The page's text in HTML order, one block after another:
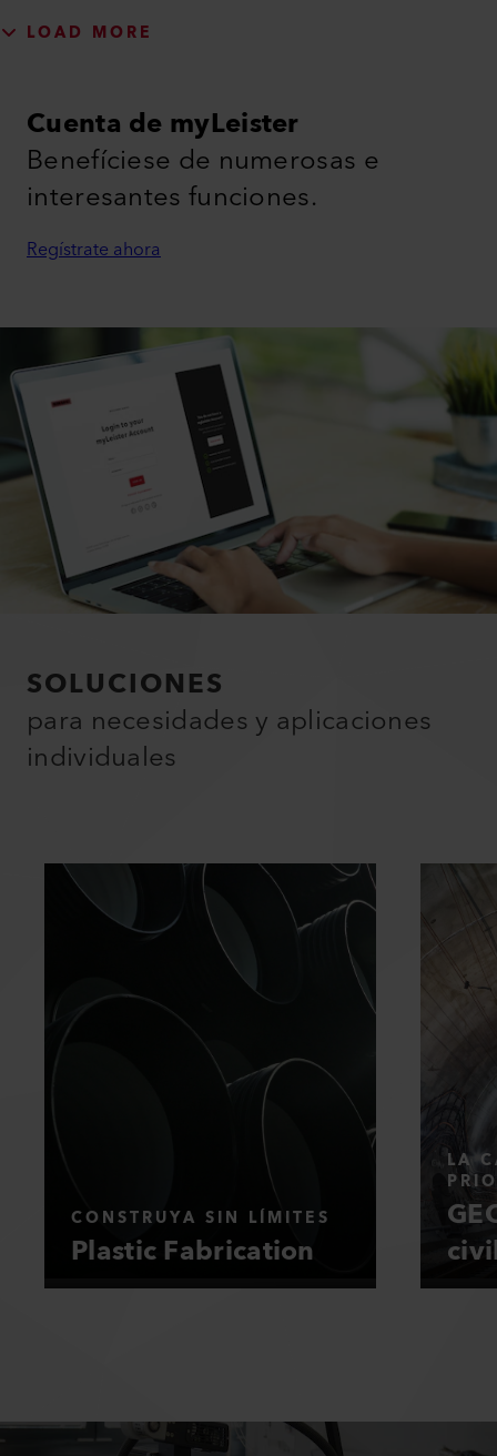
LOAD MORE
Cuenta de myLeister
Benefíciese de numerosas e
interesantes funciones.
Regístrate ahora
SOLUCIONES
para necesidades y aplicaciones
individuales
CONSTRUYA SIN LÍMITES
Plastic Fabrication
LA